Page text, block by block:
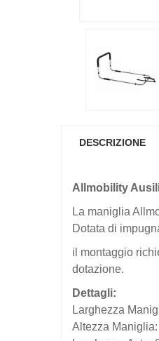
DESCRIZIONE
Allmobility
La maniglia
Dotata di
il montaggio
dotazione.
Dettagli:
Larghezza
Altezza